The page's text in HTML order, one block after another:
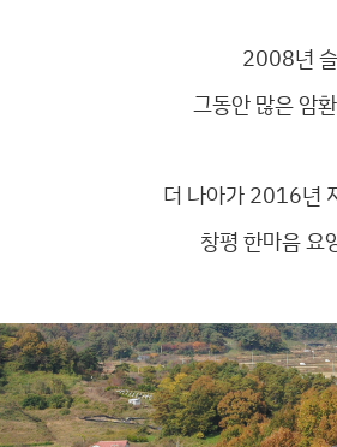
2008년 슬
그동안 많은 암
더 나아가 2016년
창평 한마음 요